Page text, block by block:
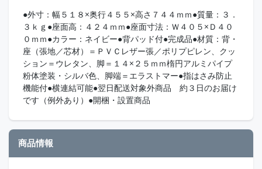
●外寸：幅５１８×奥行４５５×高さ７４４ｍｍ●質量：３．
３ｋｇ●座面高：４２４ｍｍ●座面寸法：Ｗ４０５×Ｄ４０
０ｍｍ●カラー：ネイビー●背パッド付●完成品●材質：背・
座（張地／芯材）＝ＰＶＣレザー張／ポリプピレン、クッ
ション＝ウレタン、脚＝１４×２５ｍｍ楕円アルミパイプ
粉体塗装・シルバ色、脚端＝エラストマー●指はさみ防止
機能付●横連結可能●翌日配送対象外商品 約３日のお届け
です（例外あり）●開梱・設置商品
商品情報